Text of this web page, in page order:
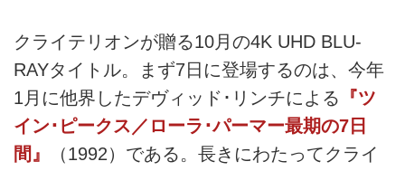
クライテリオンが贈る10月の4K UHD BLU-
RAYタイトル。まず7日に登場するのは、今年
1月に他界したデヴィッド･リンチによる 『ツ
イン･ピークス／ローラ･パーマー最期の7日
間』
（1992）である。長きにわたってクライ